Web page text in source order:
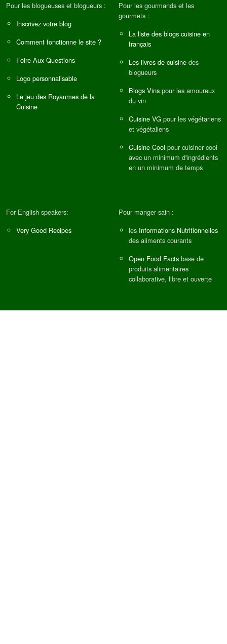
Pour les blogueuses et blogueurs :
Inscrivez votre blog
Comment fonctionne le site ?
Foire Aux Questions
Logo personnalisable
Le jeu des Royaumes de la
Cuisine
Pour les gourmands et les
gourmets :
La liste des blogs cuisine en
français
Les livres de cuisine des
blogueurs
Blogs Vins pour les amoureux
du vin
Cuisine VG pour les végétariens
et végétaliens
Cuisine Cool pour cuisiner cool
avec un minimum d'ingrédients
en un minimum de temps
For English speakers:
Very Good Recipes
Pour manger sain :
les Informations Nutritionnelles
des aliments courants
Open Food Facts base de
produits alimentaires
collaborative, libre et ouverte